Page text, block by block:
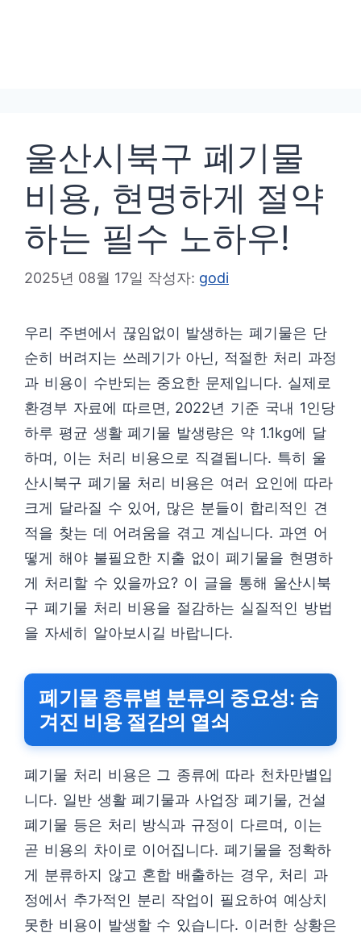
울산시북구 폐기물
비용, 현명하게 절약
하는 필수 노하우!
2025년 08월 17일 작성자: godi
우리 주변에서 끊임없이 발생하는 폐기물은 단
순히 버려지는 쓰레기가 아닌, 적절한 처리 과정
과 비용이 수반되는 중요한 문제입니다. 실제로
환경부 자료에 따르면, 2022년 기준 국내 1인당
하루 평균 생활 폐기물 발생량은 약 1.1kg에 달
하며, 이는 처리 비용으로 직결됩니다. 특히 울
산시북구 폐기물 처리 비용은 여러 요인에 따라
크게 달라질 수 있어, 많은 분들이 합리적인 견
적을 찾는 데 어려움을 겪고 계십니다. 과연 어
떻게 해야 불필요한 지출 없이 폐기물을 현명하
게 처리할 수 있을까요? 이 글을 통해 울산시북
구 폐기물 처리 비용을 절감하는 실질적인 방법
을 자세히 알아보시길 바랍니다.
폐기물 종류별 분류의 중요성: 숨
겨진 비용 절감의 열쇠
폐기물 처리 비용은 그 종류에 따라 천차만별입
니다. 일반 생활 폐기물과 사업장 폐기물, 건설
폐기물 등은 처리 방식과 규정이 다르며, 이는
곧 비용의 차이로 이어집니다. 폐기물을 정확하
게 분류하지 않고 혼합 배출하는 경우, 처리 과
정에서 추가적인 분리 작업이 필요하여 예상치
못한 비용이 발생할 수 있습니다. 이러한 상황은